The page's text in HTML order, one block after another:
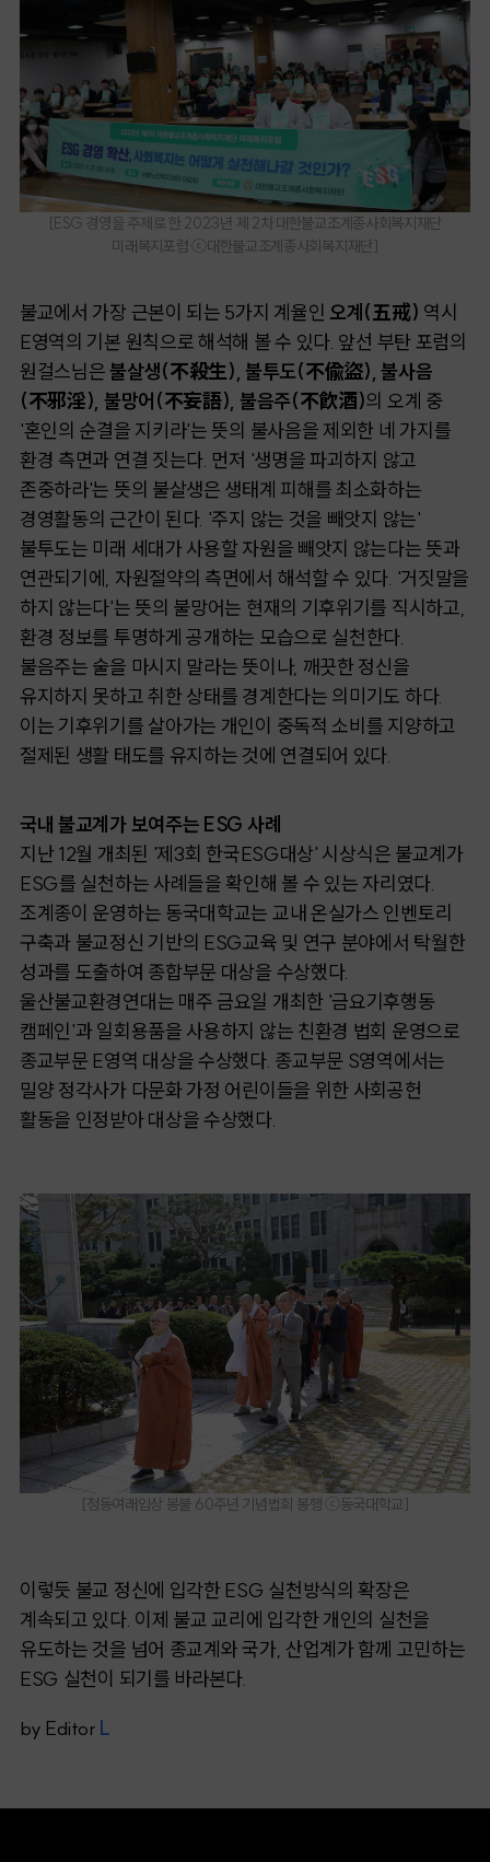
[ESG 경영을 주제로 한 2023년 제 2차 대한불교조계종사회복지재단
미래복지포럼 ⓒ대한불교조계종사회복지재단]
불교에서 가장 근본이 되는 5가지 계율인 오계(五戒) 역시
E영역의 기본 원칙으로 해석해 볼 수 있다. 앞선 부탄 포럼의
원걸스님은 불살생(不殺生), 불투도(不偸盜), 불사음
(不邪淫), 불망어(不妄語), 불음주(不飮酒)의 오계 중
'혼인의 순결을 지키라'는 뜻의 불사음을 제외한 네 가지를
환경 측면과 연결 짓는다. 먼저 '생명을 파괴하지 않고
존중하라'는 뜻의 불살생은 생태계 피해를 최소화하는
경영활동의 근간이 된다. '주지 않는 것을 빼앗지 않는'
불투도는 미래 세대가 사용할 자원을 빼앗지 않는다는 뜻과
연관되기에, 자원절약의 측면에서 해석할 수 있다. '거짓말을
하지 않는다'는 뜻의 불망어는 현재의 기후위기를 직시하고,
환경 정보를 투명하게 공개하는 모습으로 실천한다.
불음주는 술을 마시지 말라는 뜻이나, 깨끗한 정신을
유지하지 못하고 취한 상태를 경계한다는 의미기도 하다.
이는 기후위기를 살아가는 개인이 중독적 소비를 지양하고
절제된 생활 태도를 유지하는 것에 연결되어 있다.
국내 불교계가 보여주는 ESG 사례
지난 12월 개최된 '제3회 한국ESG대상' 시상식은 불교계가
ESG를 실천하는 사례들을 확인해 볼 수 있는 자리였다.
조계종이 운영하는 동국대학교는 교내 온실가스 인벤토리
구축과 불교정신 기반의 ESG교육 및 연구 분야에서 탁월한
성과를 도출하여 종합부문 대상을 수상했다.
울산불교환경연대는 매주 금요일 개최한 '금요기후행동
캠페인'과 일회용품을 사용하지 않는 친환경 법회 운영으로
종교부문 E영역 대상을 수상했다. 종교부문 S영역에서는
밀양 정각사가 다문화 가정 어린이들을 위한 사회공헌
활동을 인정받아 대상을 수상했다.
[청동여래입상 봉불 60주년 기념법회 봉행 ⓒ동국대학교]
이렇듯 불교 정신에 입각한 ESG 실천방식의 확장은
계속되고 있다. 이제 불교 교리에 입각한 개인의 실천을
유도하는 것을 넘어 종교계와 국가, 산업계가 함께 고민하는
ESG 실천이 되기를 바라본다.
by Editor L